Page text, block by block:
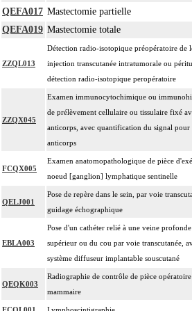
QEFA017 Mastectomie partielle
QEFA019 Mastectomie totale
ZZQL013
Détection radio-isotopique préopératoire de
injection transcutanée intratumorale ou
détection radio-isotopique peropératoire
ZZQX045
Examen immunocytochimique ou
de prélèvement cellulaire ou tissulaire fixé
anticorps, avec quantification du signal pour
anticorps
FCQX005
Examen anatomopathologique de pièce
noeud [ganglion] lymphatique sentinelle
QELJ001
Pose de repère dans le sein, par voie
guidage échographique
EBLA003
Pose d'un cathéter relié à une veine
supérieur ou du cou par voie transcutanée,
système diffuseur implantable souscutané
QEQK003
Radiographie de contrôle de pièce opératoire
mammaire